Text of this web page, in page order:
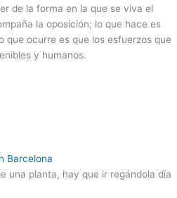
de la forma en la que se viva el
la oposición; lo que hace es
que ocurre es que los esfuerzos que
y humanos.
Barcelona
una planta, hay que ir regándola día